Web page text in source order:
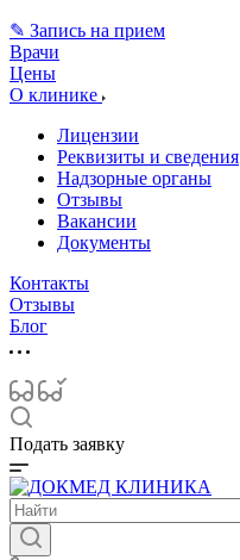
✎ Запись на прием
Врачи
Цены
О клинике
Лицензии
Реквизиты и сведения
Надзорные органы
Отзывы
Вакансии
Документы
Контакты
Отзывы
Блог
Подать заявку